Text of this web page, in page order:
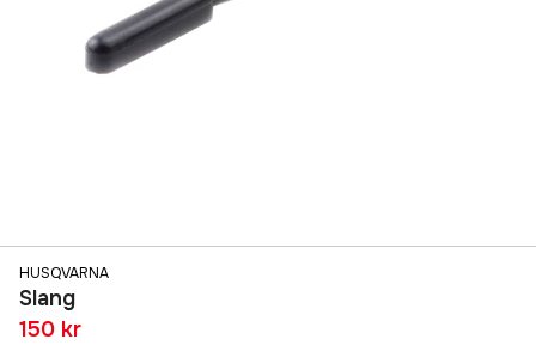
HUSQVARNA
Slang
150 kr